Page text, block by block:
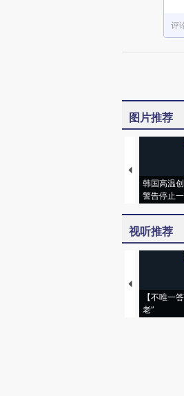
评
图片推荐
韩国高温
警告停止
视听推荐
【不唯一
老”